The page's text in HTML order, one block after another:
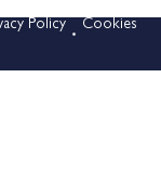
Policy Cookies